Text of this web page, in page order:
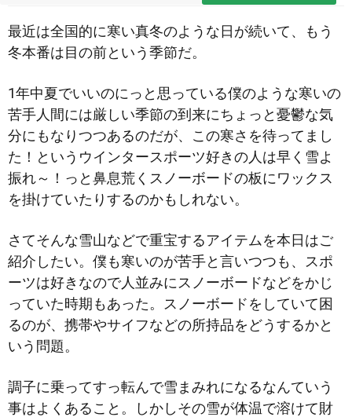
最近は全国的に寒い真冬のような日が続いて、もう
冬本番は目の前という季節だ。
1年中夏でいいのにっと思っている僕のような寒いの
苦手人間には厳しい季節の到来にちょっと憂鬱な気
分にもなりつつあるのだが、この寒さを待ってまし
た！というウインタースポーツ好きの人は早く雪よ
振れ～！っと鼻息荒くスノーボードの板にワックス
を掛けていたりするのかもしれない。
さてそんな雪山などで重宝するアイテムを本日はご
紹介したい。僕も寒いのが苦手と言いつつも、スポ
ーツは好きなので人並みにスノーボードなどをかじ
っていた時期もあった。スノーボードをしていて困
るのが、携帯やサイフなどの所持品をどうするかと
いう問題。
調子に乗ってすっ転んで雪まみれになるなんていう
事はよくあること。しかしその雪が体温で溶けて財